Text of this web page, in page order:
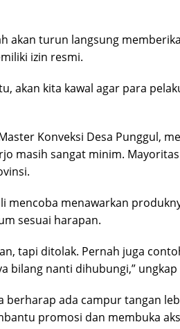
akan turun langsung
izin resmi.
akan kita kawal agar para
Konveksi Desa Punggul,
masih sangat minim.
mencoba menawarkan
sesuai harapan.
tapi ditolak. Pernah juga
bilang nanti dihubungi,” ungkap
berharap ada campur tangan
promosi dan membuka